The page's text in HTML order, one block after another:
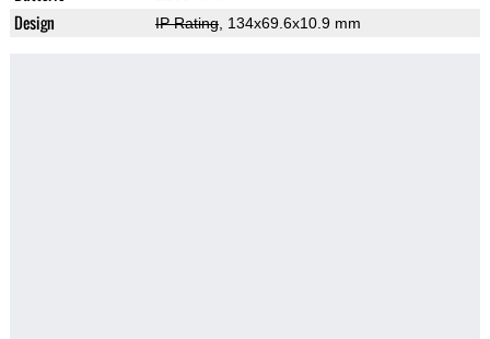
Design IP Rating, 134x69.6x10.9 mm